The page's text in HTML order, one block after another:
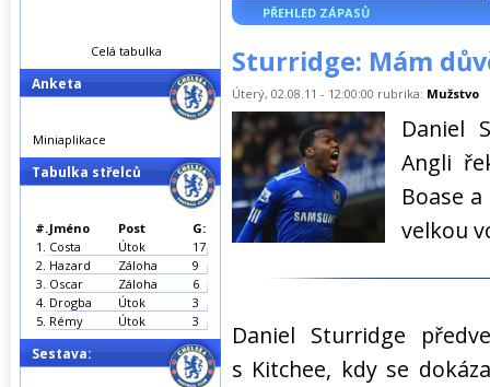
PŘEHLED ZÁPASŮ
Sturridge: Mám
Úterý, 02.08.11 - 12:00:00 rubrika: Mužstvo
Daniel
Angli
Boase
velkou
Daniel Sturridge
s Kitchee, kdy se
Celá tabulka
Anketa
Miniaplikace
Tabulka střelců
#.Jméno Post
G:
1. Costa Útok
17
2. Hazard Záloha
9
3. Oscar Záloha
6
4. Drogba Útok
3
5. Rémy Útok 3
Sestava: